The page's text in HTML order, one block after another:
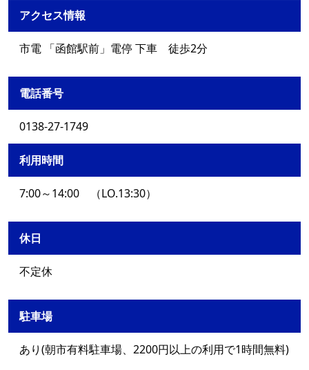
アクセス情報
市電 「函館駅前」電停 下車 徒歩2分
電話番号
0138-27-1749
利用時間
7:00～14:00 （LO.13:30）
休日
不定休
駐車場
あり(朝市有料駐車場、2200円以上の利用で1時間無料)